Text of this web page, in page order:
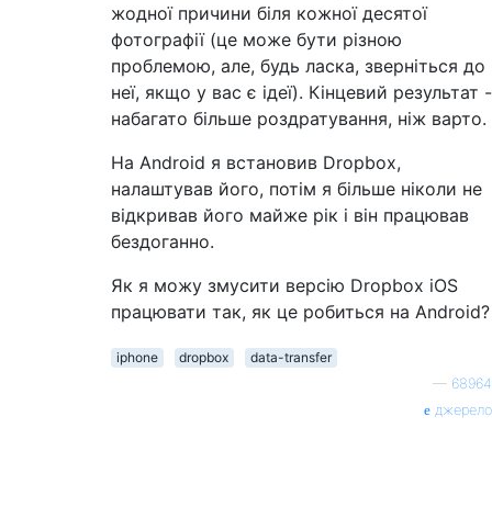
жодної причини біля кожної десятої
фотографії (це може бути різною
проблемою, але, будь ласка, зверніться до
неї, якщо у вас є ідеї). Кінцевий результат -
набагато більше роздратування, ніж варто.
На Android я встановив Dropbox,
налаштував його, потім я більше ніколи не
відкривав його майже рік і він працював
бездоганно.
Як я можу змусити версію Dropbox iOS
працювати так, як це робиться на Android?
iphone dropbox
data-transfer
— 68964
джерело